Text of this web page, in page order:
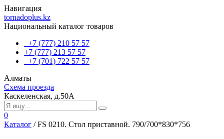
Навигация
tornadoplus.kz
Национальный каталог товаров
+7 (777) 210 57 57
+7 (777) 213 57 57
+7 (701) 722 57 57
Алматы
Схема проезда
Каскеленская, д.50А
0
Каталог /FS 0210. Стол приставной. 790/700*830*756